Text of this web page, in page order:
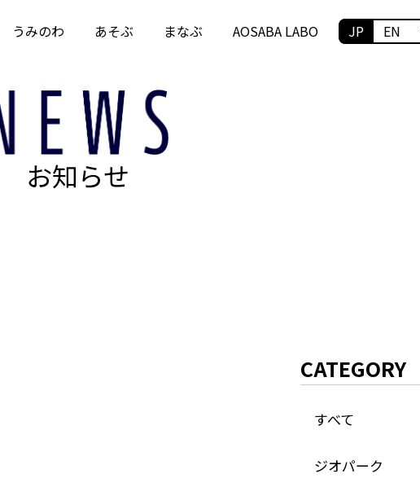
うみのわ あそぶ まなぶ AOSABA LABO JP EN
お知らせ
CATEGORY
すべて
ジオパーク